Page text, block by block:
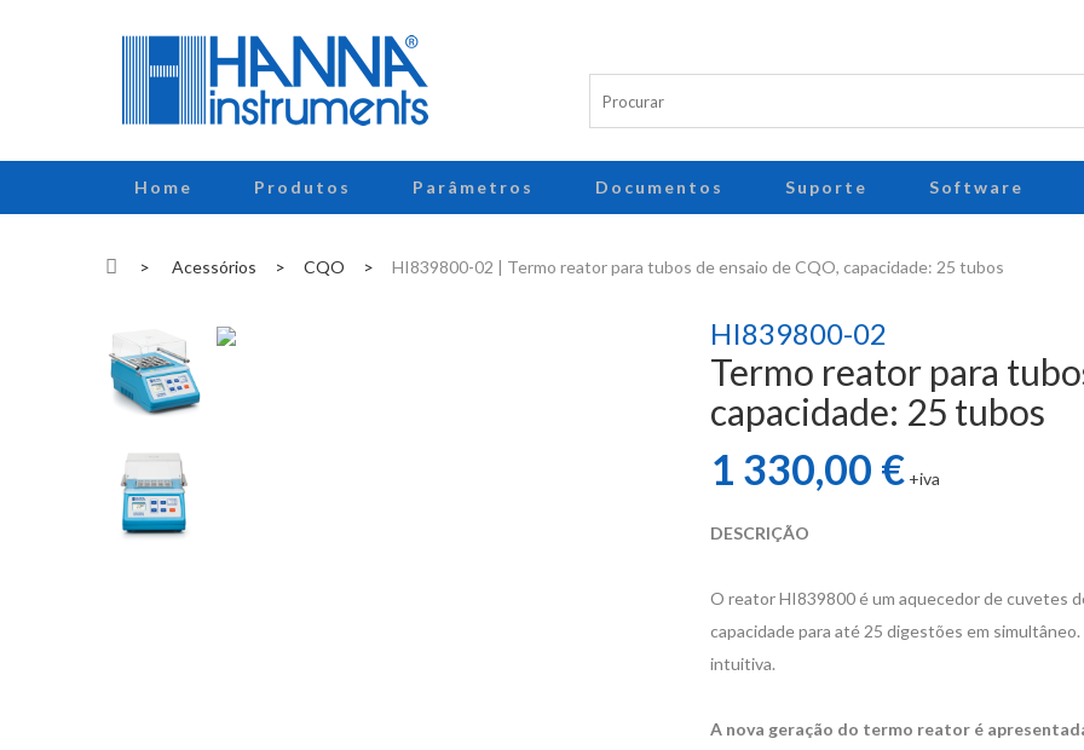
Home Produtos Parâmetros Documentos Suporte Software
> Acessórios > CQO > HI839800-02 | Termo reator para tubos de ensaio de CQO, capacidade: 25 tubos
HI839800-02
Termo reator para
capacidade: 25 tubos
1 330,00 € +iva
DESCRIÇÃO
O reator HI839800 é um aquecedor de cuvetes
capacidade para até 25 digestões em
intuitiva.
A nova geração do termo reator é